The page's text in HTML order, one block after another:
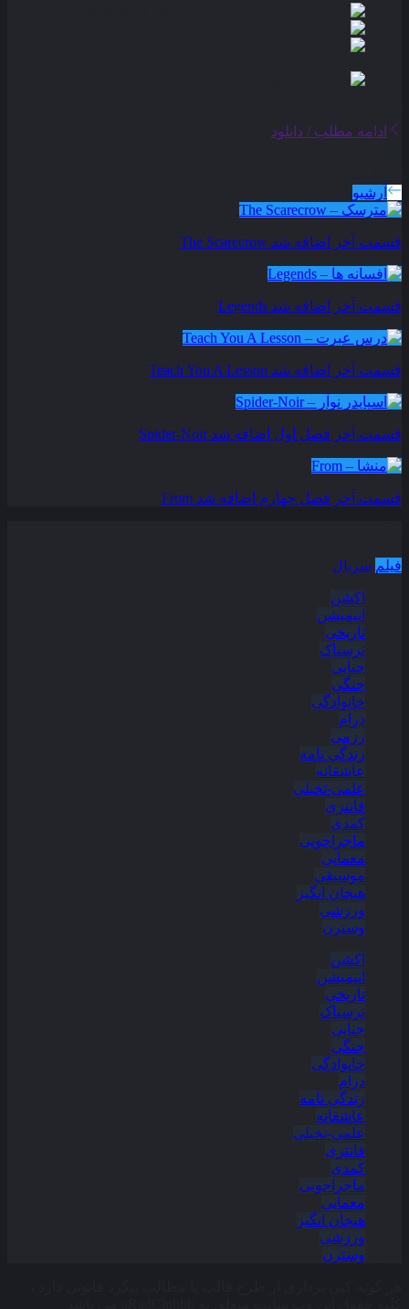
ادامه مطلب / دانلود
آرشیو
قسمت آخر اضافه شد The Scarecrow
قسمت آخر اضافه شد Legends
قسمت آخر اضافه شد Teach You A Lesson
قسمت آخر فصل اول اضافه شد Spider-Noir
قسمت آخر فصل چهارم اضافه شد From
فیلم سریال
اکشن
انیمیشن
تاریخی
ترسناک
جنایی
جنگی
خانوادگی
درام
رزمی
زندگی نامه
عاشقانه
علمی-تخیلی
فانتزی
کمدی
ماجراجویی
معمایی
موسیقی
هیجان انگیز
ورزشی
وسترن
اکشن
انیمیشن
تاریخی
ترسناک
جنایی
جنگی
خانوادگی
درام
زندگی نامه
عاشقانه
علمی-تخیلی
فانتزی
کمدی
ماجراجویی
معمایی
هیجان انگیز
ورزشی
وسترن